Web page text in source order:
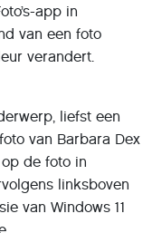
app in
van een foto
verandert.
liefst een
van Barbara Dex
de foto in
linksboven
van Windows 11